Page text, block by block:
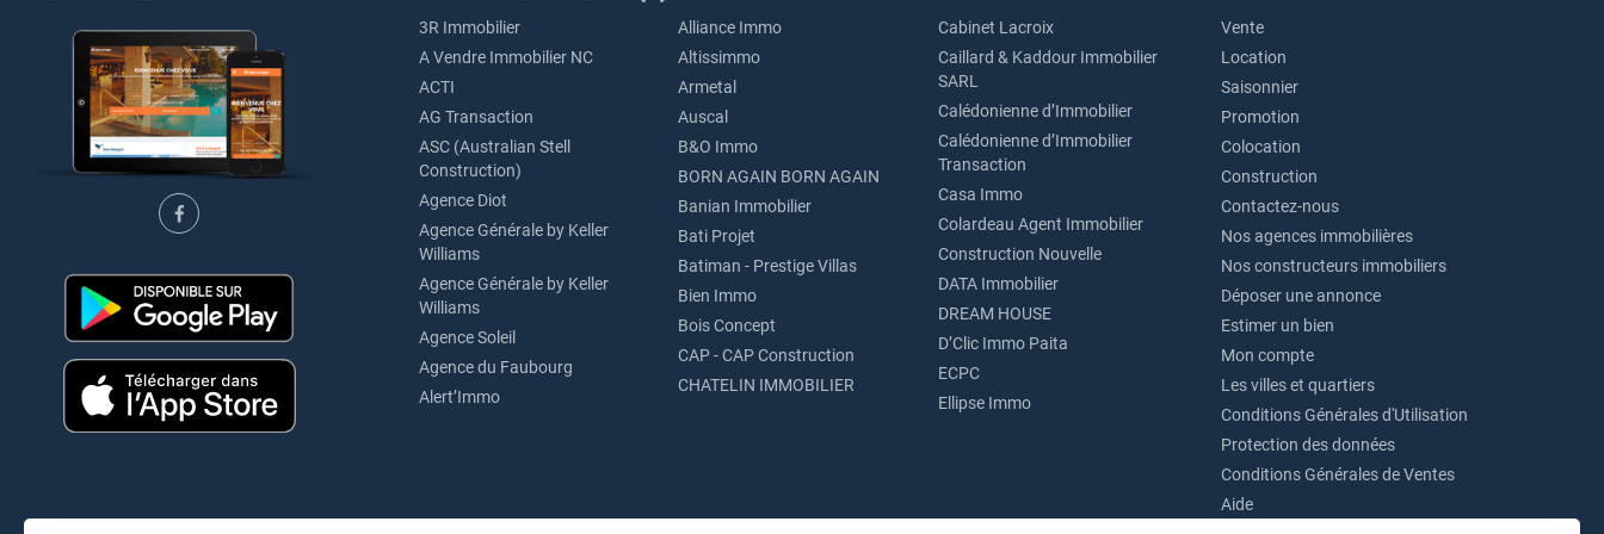
3R Immobilier
A Vendre Immobilier NC
ACTI
AG Transaction
ASC (Australian Stell
Construction)
Agence Diot
Agence Générale by Keller
Williams
Agence Générale by Keller
Williams
Agence Soleil
Agence du Faubourg
Alert’Immo
Alliance Immo
Altissimmo
Armetal
Auscal
B&O Immo
BORN AGAIN BORN AGAIN
Banian Immobilier
Bati Projet
Batiman - Prestige Villas
Bien Immo
Bois Concept
CAP - CAP Construction
CHATELIN IMMOBILIER
Cabinet Lacroix
Caillard & Kaddour Immobilier
SARL
Calédonienne d’Immobilier
Calédonienne d’Immobilier
Transaction
Casa Immo
Colardeau Agent Immobilier
Construction Nouvelle
DATA Immobilier
DREAM HOUSE
D’Clic Immo Paita
ECPC
Ellipse Immo
Vente
Location
Saisonnier
Promotion
Colocation
Construction
Contactez-nous
Nos agences immobilières
Nos constructeurs immobiliers
Déposer une annonce
Estimer un bien
Mon compte
Les villes et quartiers
Conditions Générales d'Utilisation
Protection des données
Conditions Générales de Ventes
Aide